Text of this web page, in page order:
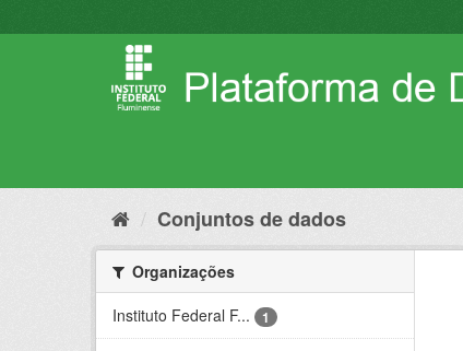
para
Conjuntos de dados
Organizações
Instituto Federal F...
1